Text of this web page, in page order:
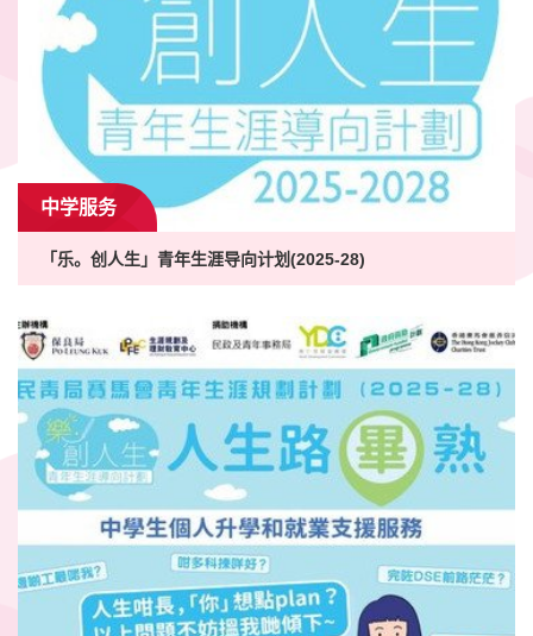
中学服务
「乐。创人生」青年生涯导向计划(2025-28)